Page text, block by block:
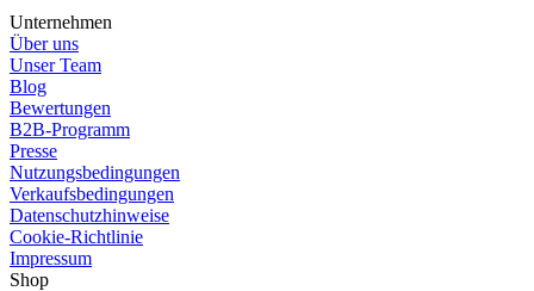
Unternehmen
Über uns
Unser Team
Blog
Bewertungen
B2B-Programm
Presse
Nutzungsbedingungen
Verkaufsbedingungen
Datenschutzhinweise
Cookie-Richtlinie
Impressum
Shop